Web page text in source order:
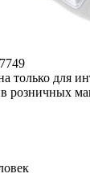
только для
розничных